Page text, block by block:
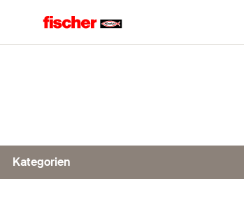
Kategorien